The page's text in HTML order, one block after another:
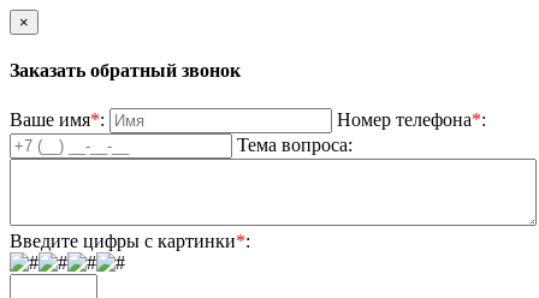
×
Заказать обратный звонок
Ваше имя*: Номер телефона*:
Тема вопроса:
Введите цифры с картинки*: